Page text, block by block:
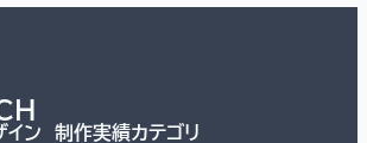
イン 制作実績カテゴリ